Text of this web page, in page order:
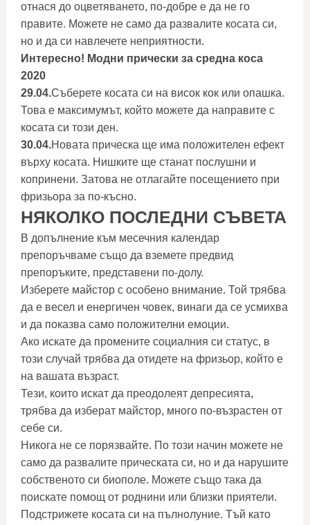
отнася до оцветяването, по-добре е да не го
правите. Можете не само да развалите косата си,
но и да си навлечете неприятности.
Интересно! Модни прически за средна коса
2020
29.04.Съберете косата си на висок кок или опашка.
Това е максимумът, който можете да направите с
косата си този ден.
30.04.Новата прическа ще има положителен ефект
върху косата. Нишките ще станат послушни и
копринени. Затова не отлагайте посещението при
фризьора за по-късно.
НЯКОЛКО ПОСЛЕДНИ СЪВЕТА
В допълнение към месечния календар
препоръчваме също да вземете предвид
препоръките, представени по-долу.
Изберете майстор с особено внимание. Той трябва
да е весел и енергичен човек, винаги да се усмихва
и да показва само положителни емоции.
Ако искате да промените социалния си статус, в
този случай трябва да отидете на фризьор, който е
на вашата възраст.
Тези, които искат да преодолеят депресията,
трябва да изберат майстор, много по-възрастен от
себе си.
Никога не се порязвайте. По този начин можете не
само да развалите прическата си, но и да нарушите
собственото си биополе. Можете също така да
поискате помощ от роднини или близки приятели.
Подстрижете косата си на пълнолуние. Тъй като